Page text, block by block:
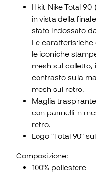
Il kit Nike Total
in vista della
stato indossato
Le caratteristiche
le iconiche
mesh sul colletto,
contrasto sulla
mesh sul retro.
Maglia
con pannelli in
retro.
Logo "Total 90"
Composizione:
100% poliestere